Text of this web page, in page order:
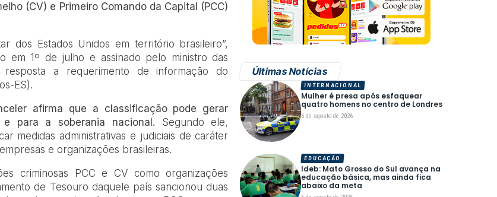
(CV) e Primeiro Comando da Capital (PCC)
dos Estados Unidos em território brasileiro”,
em 1º de julho e assinado pelo ministro das
a requerimento de informação do
ES).
afirma que a classificação pode gerar
para a soberania nacional. Segundo ele,
medidas administrativas e judiciais de caráter
e organizações brasileiras.
criminosas PCC e CV como organizações
de Tesouro daquele país sancionou duas
Últimas Notícias
Mulher é presa após esfaquear
quatro homens no centro de Londres
6 de agosto de 2026
INTERNACIONAL
Ideb: Mato Grosso do Sul avança na
educação básica, mas ainda fica
abaixo da meta
EDUCAÇÃO